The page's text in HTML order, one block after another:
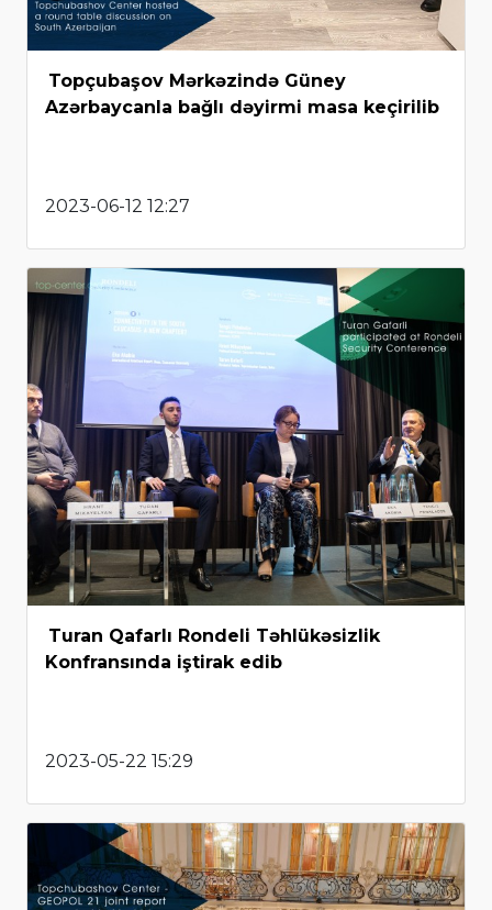
Topçubaşov Mərkəzində Güney
Azərbaycanla bağlı dəyirmi masa keçirilib
2023-06-12 12:27
Turan Qafarlı Rondeli Təhlükəsizlik
Konfransında iştirak edib
2023-05-22 15:29